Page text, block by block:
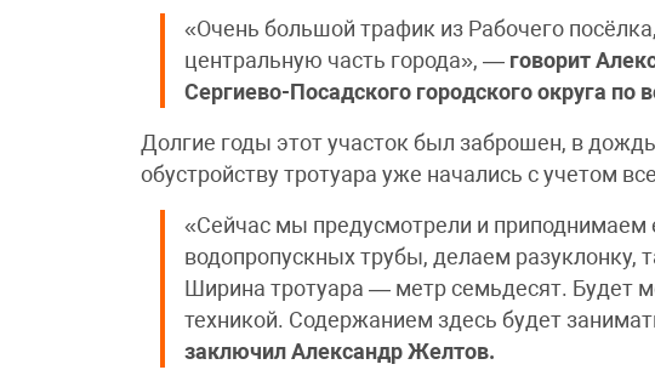
«Очень большой трафик из Рабочего
центральную часть города», — говорит
Сергиево-Посадского городского округа по
Долгие годы этот участок был заброшен, в
обустройству тротуара уже начались с учетом
«Сейчас мы предусмотрели и приподнимаем
водопропускных трубы, делаем разуклонку,
Ширина тротуара — метр семьдесят. Будет
техникой. Содержанием здесь будет
заключил Александр Желтов.